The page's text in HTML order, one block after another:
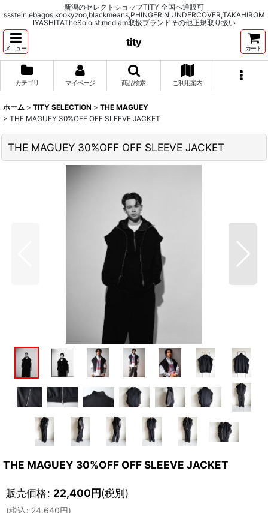
新潟のセレクトショップTITY 全国へ通販可
ssstein,ebagos,kookyzoo,blackmeans,PHINGERIN,UNDERCOVER,TAKAHIROM
IYASHITATheSoloist.mediam取扱ブランドその他正規取り扱い
メニュー
tity
カート
カテゴリ マイページ 商品検索 ご利用案内
ホーム > TITY SELECTION > THE MAGUEY
> THE MAGUEY 30%OFF OFF SLEEVE JACKET
THE MAGUEY 30%OFF OFF SLEEVE JACKET
THE MAGUEY 30%OFF OFF SLEEVE JACKET
販売価格: 22,400円(税別)
(税込: 24,640円)